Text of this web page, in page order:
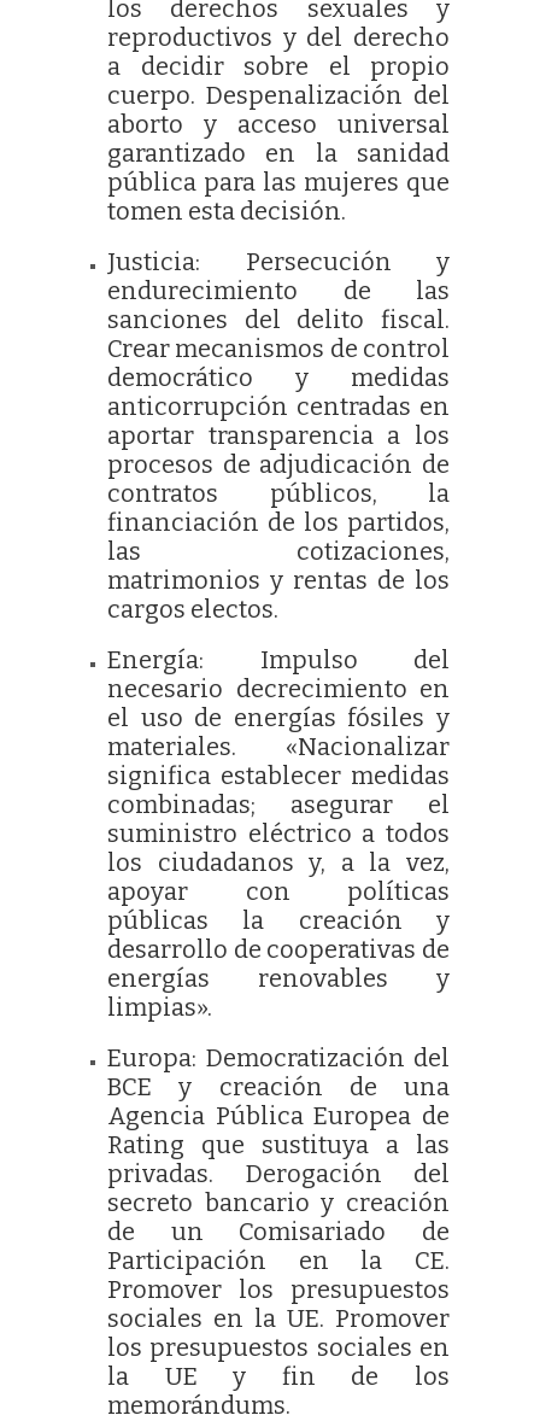
los derechos sexuales y
reproductivos y del derecho
a decidir sobre el propio
cuerpo. Despenalización del
aborto y acceso universal
garantizado en la sanidad
pública para las mujeres que
tomen esta decisión.
Justicia: Persecución y
endurecimiento de las
sanciones del delito fiscal.
Crear mecanismos de control
democrático y medidas
anticorrupción centradas en
aportar transparencia a los
procesos de adjudicación de
contratos públicos, la
financiación de los partidos,
las cotizaciones,
matrimonios y rentas de los
cargos electos.
Energía: Impulso del
necesario decrecimiento en
el uso de energías fósiles y
materiales. «Nacionalizar
significa establecer medidas
combinadas; asegurar el
suministro eléctrico a todos
los ciudadanos y, a la vez,
apoyar con políticas
públicas la creación y
desarrollo de cooperativas de
energías renovables y
limpias».
Europa: Democratización del
BCE y creación de una
Agencia Pública Europea de
Rating que sustituya a las
privadas. Derogación del
secreto bancario y creación
de un Comisariado de
Participación en la CE.
Promover los presupuestos
sociales en la UE. Promover
los presupuestos sociales en
la UE y fin de los
memorándums.